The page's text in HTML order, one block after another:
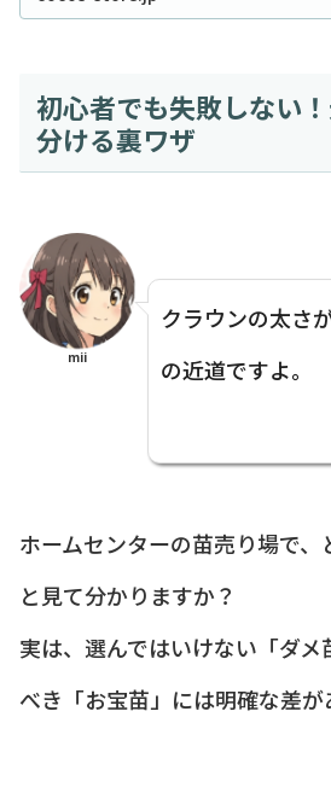
初心者でも失敗しない
分ける裏ワザ
mii
クラウンの太さ
の近道ですよ。
ホームセンターの苗売り場で
と見て分かりますか？
実は、選んではいけない「ダメ
べき「お宝苗」には明確な差が